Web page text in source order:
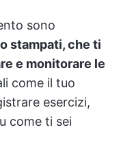
sono
stampati, che ti
e monitorare le
come il tuo
esercizi,
come ti sei